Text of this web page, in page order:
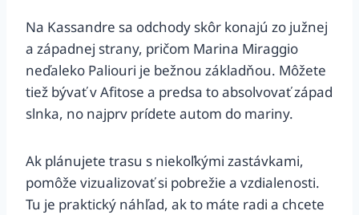
Na Kassandre sa odchody skôr konajú zo južnej
a západnej strany, pričom Marina Miraggio
neďaleko Paliouri je bežnou základňou. Môžete
tiež bývať v Afitose a predsa to absolvovať západ
slnka, no najprv prídete autom do mariny.
Ak plánujete trasu s niekoľkými zastávkami,
pomôže vizualizovať si pobrežie a vzdialenosti.
Tu je praktický náhľad, ak to máte radi a chcete